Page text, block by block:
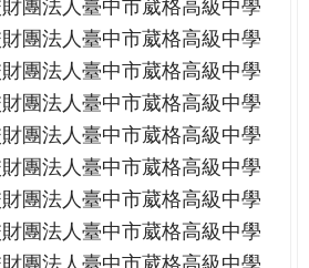
團法人臺中市葳格高級中學
團法人臺中市葳格高級中學
團法人臺中市葳格高級中學
團法人臺中市葳格高級中學
團法人臺中市葳格高級中學
團法人臺中市葳格高級中學
團法人臺中市葳格高級中學
團法人臺中市葳格高級中學
團法人臺中市葳格高級中學